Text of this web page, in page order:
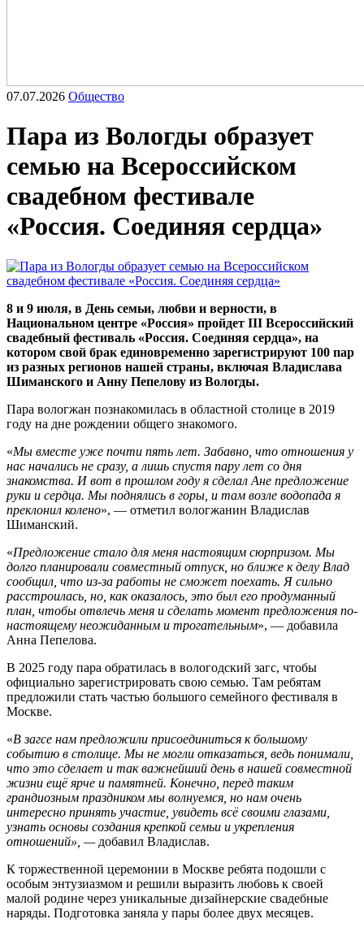
07.07.2026 Общество
Пара из Вологды образует
семью на Всероссийском
свадебном фестивале
«Россия. Соединяя сердца»
8 и 9 июля, в День семьи, любви и верности, в
Национальном центре «Россия» пройдет III Всероссийский
свадебный фестиваль «Россия. Соединяя сердца», на
котором свой брак единовременно зарегистрируют 100 пар
из разных регионов нашей страны, включая Владислава
Шиманского и Анну Пепелову из Вологды.
Пара вологжан познакомилась в областной столице в 2019
году на дне рождении общего знакомого.
«Мы вместе уже почти пять лет. Забавно, что отношения у
нас начались не сразу, а лишь спустя пару лет со дня
знакомства. И вот в прошлом году я сделал Ане предложение
руки и сердца. Мы поднялись в горы, и там возле водопада я
преклонил колено», — отметил вологжанин Владислав
Шиманский.
«Предложение стало для меня настоящим сюрпризом. Мы
долго планировали совместный отпуск, но ближе к делу Влад
сообщил, что из-за работы не сможет поехать. Я сильно
расстроилась, но, как оказалось, это был его продуманный
план, чтобы отвлечь меня и сделать момент предложения по-
настоящему неожиданным и трогательным», — добавила
Анна Пепелова.
В 2025 году пара обратилась в вологодский загс, чтобы
официально зарегистрировать свою семью. Там ребятам
предложили стать частью большого семейного фестиваля в
Москве.
«В загсе нам предложили присоединиться к большому
событию в столице. Мы не могли отказаться, ведь понимали,
что это сделает и так важнейший день в нашей совместной
жизни ещё ярче и памятней. Конечно, перед таким
грандиозным праздником мы волнуемся, но нам очень
интересно принять участие, увидеть всё своими глазами,
узнать основы создания крепкой семьи и укрепления
отношений», — добавил Владислав.
К торжественной церемонии в Москве ребята подошли с
особым энтузиазмом и решили выразить любовь к своей
малой родине через уникальные дизайнерские свадебные
наряды. Подготовка заняла у пары более двух месяцев.